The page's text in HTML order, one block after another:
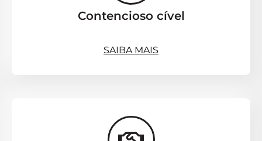
Contencioso cível
SAIBA MAIS